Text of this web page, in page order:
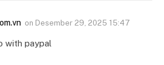
on Desember 29, 2025 15:47
with paypal